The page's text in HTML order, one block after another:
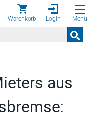
Warenkorb Login Menü
aus